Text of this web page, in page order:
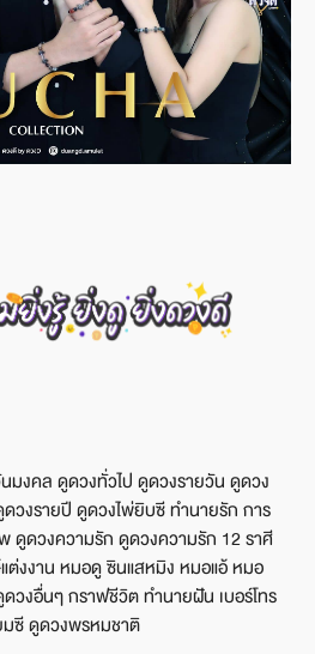
มงคล ดูดวงทั่วไป ดูดวงรายวัน ดูดวง
วงรายปี ดูดวงไพ่ยิบซี ทำนายรัก การ
ดูดวงความรัก ดูดวงความรัก 12 ราศี
ต่งงาน หมอดู ซินแสหมิง หมอแอ้ หมอ
วงอื่นๆ กราฟชีวิต ทำนายฝัน เบอร์โทร
มซี ดูดวงพรหมชาติ